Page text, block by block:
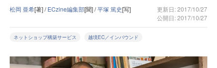
松岡 亜希[著] /ECzine編集部[聞] /平塚 篤史[写]
更新日: 2017/10/27
公開日: 2017/10/27
ネットショップ構築サービス 越境EC／インバウンド